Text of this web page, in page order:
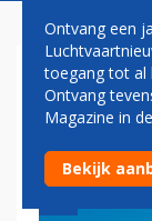
Ontvang een
toegang tot al
Ontvang
Magazine in
Bekijk